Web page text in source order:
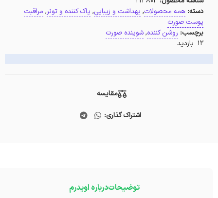
دسته: همه محصولات, بهداشت و زیبایی, پاک کننده و تونر, مراقبت
پوست صورت
برچسب: روشن کننده,شوینده صورت
12 بازدید
مقایسه
اشتراک گذاری:
توضیحاتدرباره اویدرم